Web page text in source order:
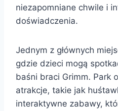
niezapomniane chwile i
doświadczenia.
Jednym z głównych
gdzie dzieci mogą
baśni braci Grimm. Park
atrakcje, takie jak
interaktywne zabawy,